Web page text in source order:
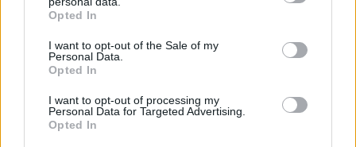
grant or deny consent to Google and its third-party tags to
use your data for below specified purposes in below Google
consent section.
Opted In
I want to opt-out of the Sale of my
Personal Data.
Opted In
I want to opt-out of processing my
Personal Data for Targeted Advertising.
Opted In
τουρκικών παρενοχλήσεων σε αεροσκάφη που
της Γαλλίας και της Ολλανδίας στην Κύπρο. Η
Λευκωσία επιβεβαίωσε ότι τα αεροσκάφη
δέχθηκαν παρεμβολές από το παράνομο
αεροδρόμιο της Τύμπου, ενώ στην περίπτωση